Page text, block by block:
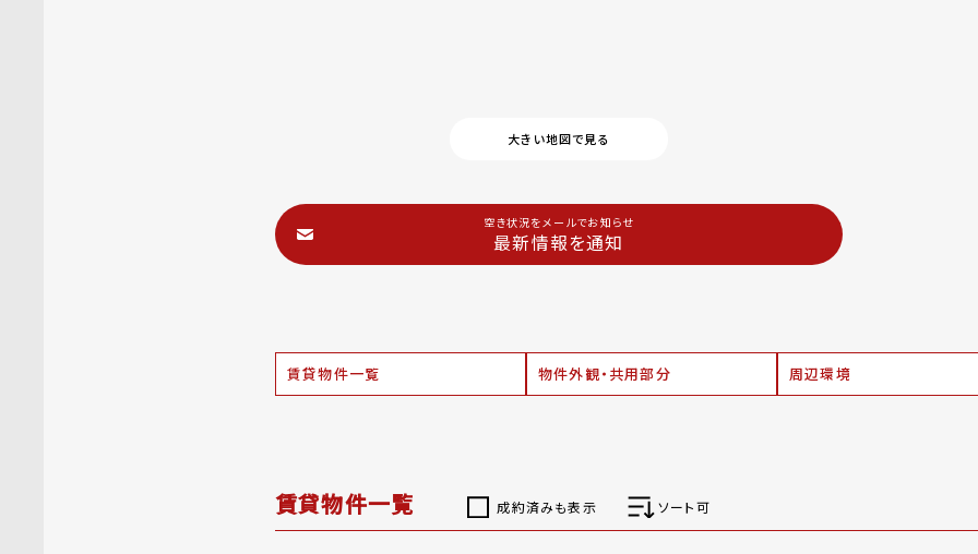
大きい地図で見る
空き状況をメールでお知らせ
最新情報を通知
賃貸物件一覧 物件外観・共用部分 周辺環境
賃貸物件一覧 成約済みも表示 ソート可